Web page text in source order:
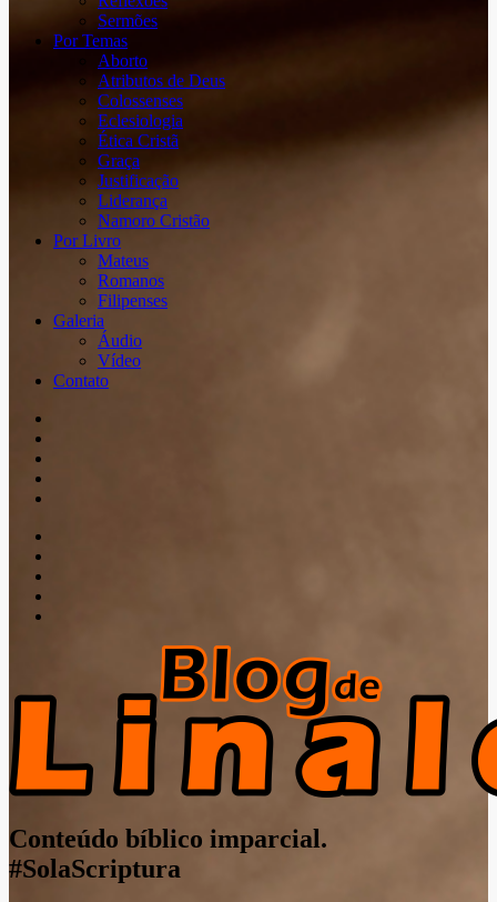
Sermões
Por Temas
Aborto
Atributos de Deus
Colossenses
Eclesiologia
Ética Cristã
Graça
Justificação
Liderança
Namoro Cristão
Por Livro
Mateus
Romanos
Filipenses
Galeria
Áudio
Vídeo
Contato
Conteúdo bíblico imparcial.
#SolaScriptura